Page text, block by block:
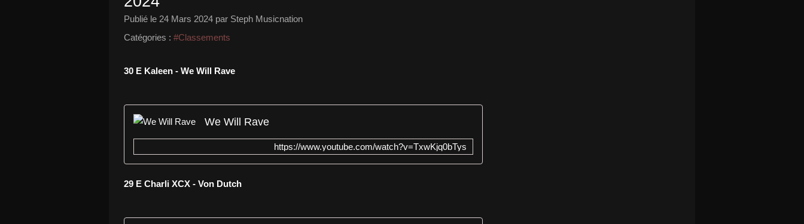
Publié le 24 Mars 2024 par Steph Musicnation
Catégories : #Classements
30 E Kaleen - We Will Rave
We Will Rave
https://www.youtube.com/watch?v=TxwKjq0bTys
29 E Charli XCX - Von Dutch